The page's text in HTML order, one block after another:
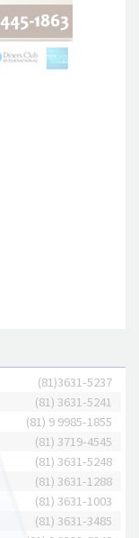
(81)3631-5237
(81) 3631-5241
(81) 9 9985-1855
(81) 3719-4545
(81) 3631-5248
(81) 3631-1288
(81) 3631-1003
(81) 3631-3485